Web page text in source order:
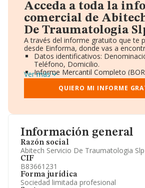
Información general
Razón social
Abitech Servicio De Traumatologia Slp
CIF
B83661231
Forma jurídica
Sociedad limitada profesional
Acceda a toda la
comercial de
De Traumatologia
A través del informe gratuito que te
desde Einforma, donde vas a
Datos identificativos:
Teléfono, Domicilio.
Informe Mercantil Completo
Gráficos de Evolución Ventas y
Consejo de Administración y
Directivos y Ejecutivos.
Información oficial y registral
Ver más
QUIERO MI INFORME